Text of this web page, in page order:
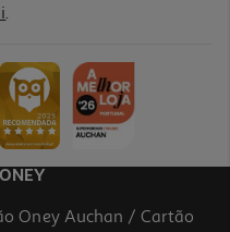
Backman
.
Oney Auchan / Cartão